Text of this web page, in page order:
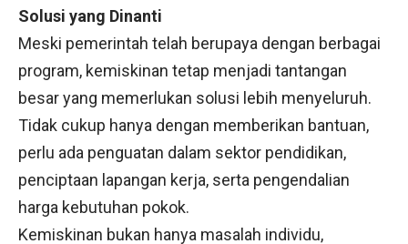
Solusi yang Dinanti
Meski pemerintah telah berupaya dengan berbagai
program, kemiskinan tetap menjadi tantangan
besar yang memerlukan solusi lebih menyeluruh.
Tidak cukup hanya dengan memberikan bantuan,
perlu ada penguatan dalam sektor pendidikan,
penciptaan lapangan kerja, serta pengendalian
harga kebutuhan pokok.
Kemiskinan bukan hanya masalah individu,